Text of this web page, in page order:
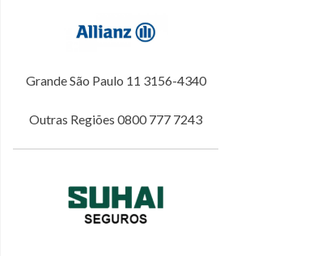
Grande São Paulo 11 3156-4340
Outras Regiões 0800 777 7243